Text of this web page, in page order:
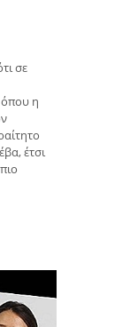
σε
όπου η
έτσι